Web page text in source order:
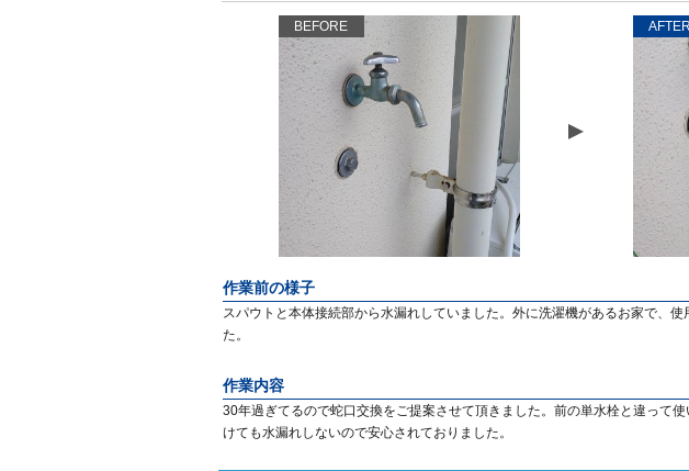
BEFORE AFTER
作業前の様子
スパウトと本体接続部から水漏れしていました。外に洗濯機があるお家で、
た。
作業内容
30年過ぎてるので蛇口交換をご提案させて頂きました。前の単水栓と違って
けても水漏れしないので安心されておりました。